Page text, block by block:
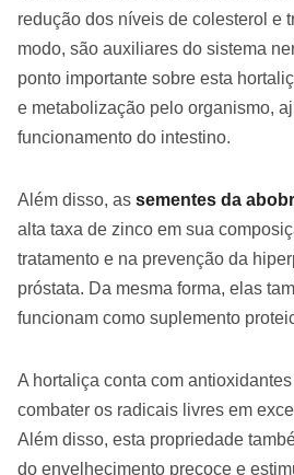
redução dos níveis de colesterol e
modo, são auxiliares do sistema
ponto importante sobre esta
e metabolização pelo organismo,
funcionamento do intestino.
Além disso, as sementes da
alta taxa de zinco em sua
tratamento e na prevenção da
próstata. Da mesma forma, elas
funcionam como suplemento
A hortaliça conta com
combater os radicais livres em
Além disso, esta propriedade
do envelhecimento precoce e